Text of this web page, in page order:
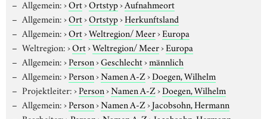
Allgemein:›Ort›Ortstyp›Aufnahmeort
Allgemein:›Ort›Ortstyp›Herkunftsland
Allgemein:›Ort›Weltregion/ Meer›Europa
Weltregion:›Ort›Weltregion/ Meer›Europa
Allgemein:›Person›Geschlecht›männlich
Allgemein:›Person›Namen A-Z›Doegen, Wilhelm
Projektleiter:›Person›Namen A-Z›Doegen, Wilhelm
Allgemein:›Person›Namen A-Z›Jacobsohn, Hermann